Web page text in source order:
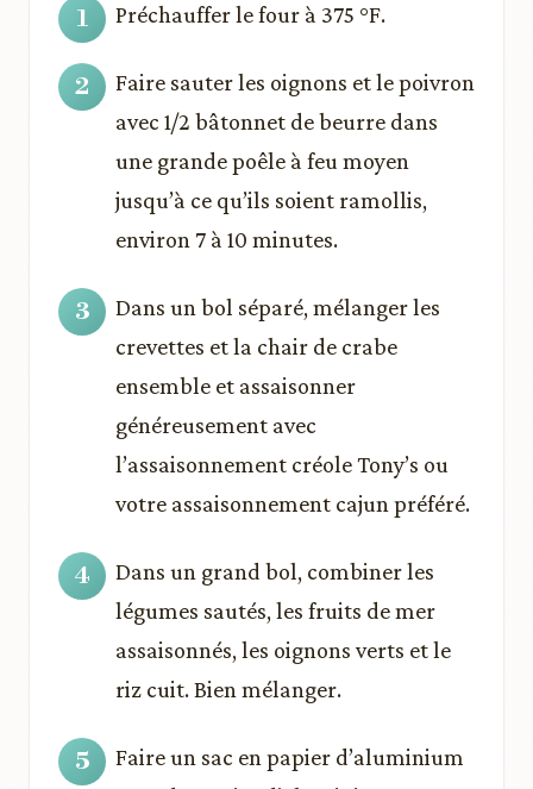
Préchauffer le four à 375 °F.
Faire sauter les oignons et le poivron
avec 1/2 bâtonnet de beurre dans
une grande poêle à feu moyen
jusqu’à ce qu’ils soient ramollis,
environ 7 à 10 minutes.
Dans un bol séparé, mélanger les
crevettes et la chair de crabe
ensemble et assaisonner
généreusement avec
l’assaisonnement créole Tony’s ou
votre assaisonnement cajun préféré.
Dans un grand bol, combiner les
légumes sautés, les fruits de mer
assaisonnés, les oignons verts et le
riz cuit. Bien mélanger.
Faire un sac en papier d’aluminium